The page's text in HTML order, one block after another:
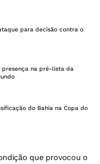
para decisão contra o
presença na pré-lista da
do Bahia na Copa do
que provocou o